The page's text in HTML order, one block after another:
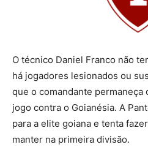
O técnico Daniel Franco não
há jogadores lesionados ou
que o comandante permaneça
jogo contra o Goianésia. A
para a elite goiana e tenta
manter na primeira divisão.